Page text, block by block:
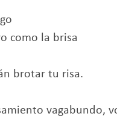
como la brisa
brotar tu risa.
vagabundo,